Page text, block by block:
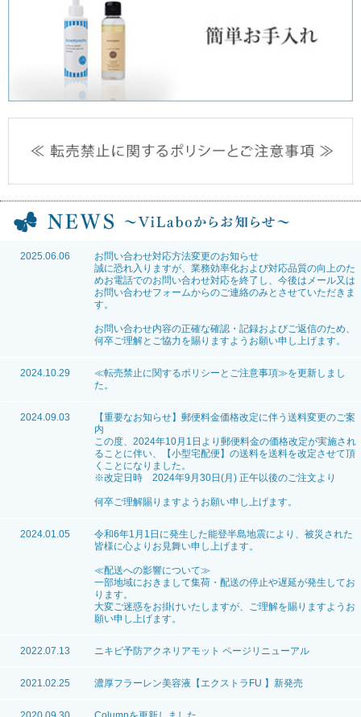
2025.06.06
お問い合わせ対応方法変更のお知らせ
誠に恐れ入りますが、業務効率化および対応品質の向上のた
めお電話でのお問い合わせ対応を終了し、今後はメール又は
お問い合わせフォームからのご連絡のみとさせていただきま
す。
お問い合わせ内容の正確な確認・記録およびご返信のため、
何卒ご理解とご協力を賜りますようお願い申し上げます。
2024.10.29 ≪転売禁止に関するポリシーとご注意事項≫を更新しまし
た。
2024.09.03
【重要なお知らせ】郵便料金価格改定に伴う送料変更のご案
内
この度、2024年10月1日より郵便料金の価格改定が実施され
ることに伴い、【小型宅配便】の送料を送料を改定させて頂
くことになりました。
※改定日時 2024年9月30日(月) 正午以後のご注文より
何卒ご理解賜りますようお願い申し上げます。
2024.01.05
令和6年1月1日に発生した能登半島地震により、被災された
皆様に心よりお見舞い申し上げます。
≪配送への影響について≫
一部地域におきまして集荷・配送の停止や遅延が発生してお
ります。
大変ご迷惑をお掛けいたしますが、ご理解を賜りますようお
願い申し上げます。
2022.07.13 ニキビ予防アクネリアモット ページリニューアル
2021.02.25 濃厚フラーレン美容液【エクストラFU 】新発売